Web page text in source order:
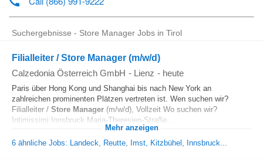
Suchergebnisse - Store Manager Jobs in Tirol
Filialleiter / Store Manager (m/w/d)
Calzedonia Österreich GmbH - Lienz - heute
Paris über Hong Kong und Shanghai bis nach New York an
zahlreichen prominenten Plätzen vertreten ist. Wen suchen wir?
Filialleiter / Store Manager (m/w/d), Vollzeit Wo suchen wir?
Intimissimi Innsbruck Maria-Theresien-Straße...
Mehr anzeigen
6 ähnliche Jobs: Landeck, Reutte, Imst, Kitzbühel, Innsbruck...